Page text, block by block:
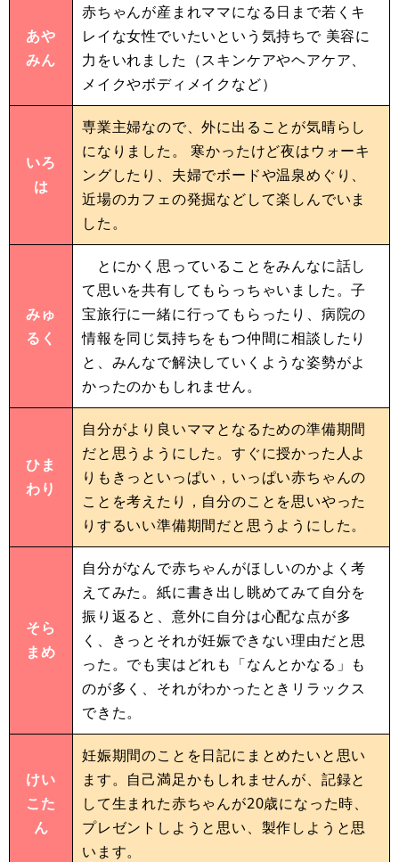
あや
みん
赤ちゃんが産まれママになる日まで若くキ
レイな女性でいたいという気持ちで 美容に
力をいれました（スキンケアやヘアケア、
メイクやボディメイクなど）
いろ
は
専業主婦なので、外に出ることが気晴らし
になりました。 寒かったけど夜はウォーキ
ングしたり、夫婦でボードや温泉めぐり、
近場のカフェの発掘などして楽しんでいま
した。
みゅ
るく
とにかく思っていることをみんなに話し
て思いを共有してもらっちゃいました。子
宝旅行に一緒に行ってもらったり、病院の
情報を同じ気持ちをもつ仲間に相談したり
と、みんなで解決していくような姿勢がよ
かったのかもしれません。
ひま
わり
自分がより良いママとなるための準備期間
だと思うようにした。すぐに授かった人よ
りもきっといっぱい，いっぱい赤ちゃんの
ことを考えたり，自分のことを思いやった
りするいい準備期間だと思うようにした。
そら
まめ
自分がなんで赤ちゃんがほしいのかよく考
えてみた。紙に書き出し眺めてみて自分を
振り返ると、意外に自分は心配な点が多
く、きっとそれが妊娠できない理由だと思
った。でも実はどれも「なんとかなる」も
のが多く、それがわかったときリラックス
できた。
けい
こた
ん
妊娠期間のことを日記にまとめたいと思い
ます。自己満足かもしれませんが、記録と
して生まれた赤ちゃんが20歳になった時、
プレゼントしようと思い、製作しようと思
います。